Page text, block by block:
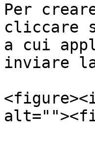
Per
cliccare
a cui
inviare